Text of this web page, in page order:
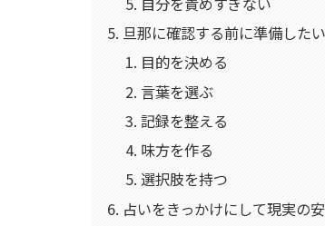
旦那に確認する前に準備した
目的を決める
言葉を選ぶ
記録を整える
味方を作る
選択肢を持つ
占いをきっかけにして現実の